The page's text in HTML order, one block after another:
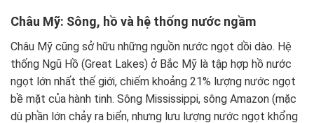
Châu Mỹ: Sông, hồ và hệ thống nước ngầm
Châu Mỹ cũng sở hữu những nguồn nước ngọt dồi dào. Hệ
thống Ngũ Hồ (Great Lakes) ở Bắc Mỹ là tập hợp hồ nước
ngọt lớn nhất thế giới, chiếm khoảng 21% lượng nước ngọt
bề mặt của hành tinh. Sông Mississippi, sông Amazon (mặc
dù phần lớn chảy ra biển, nhưng lưu lượng nước ngọt khổng